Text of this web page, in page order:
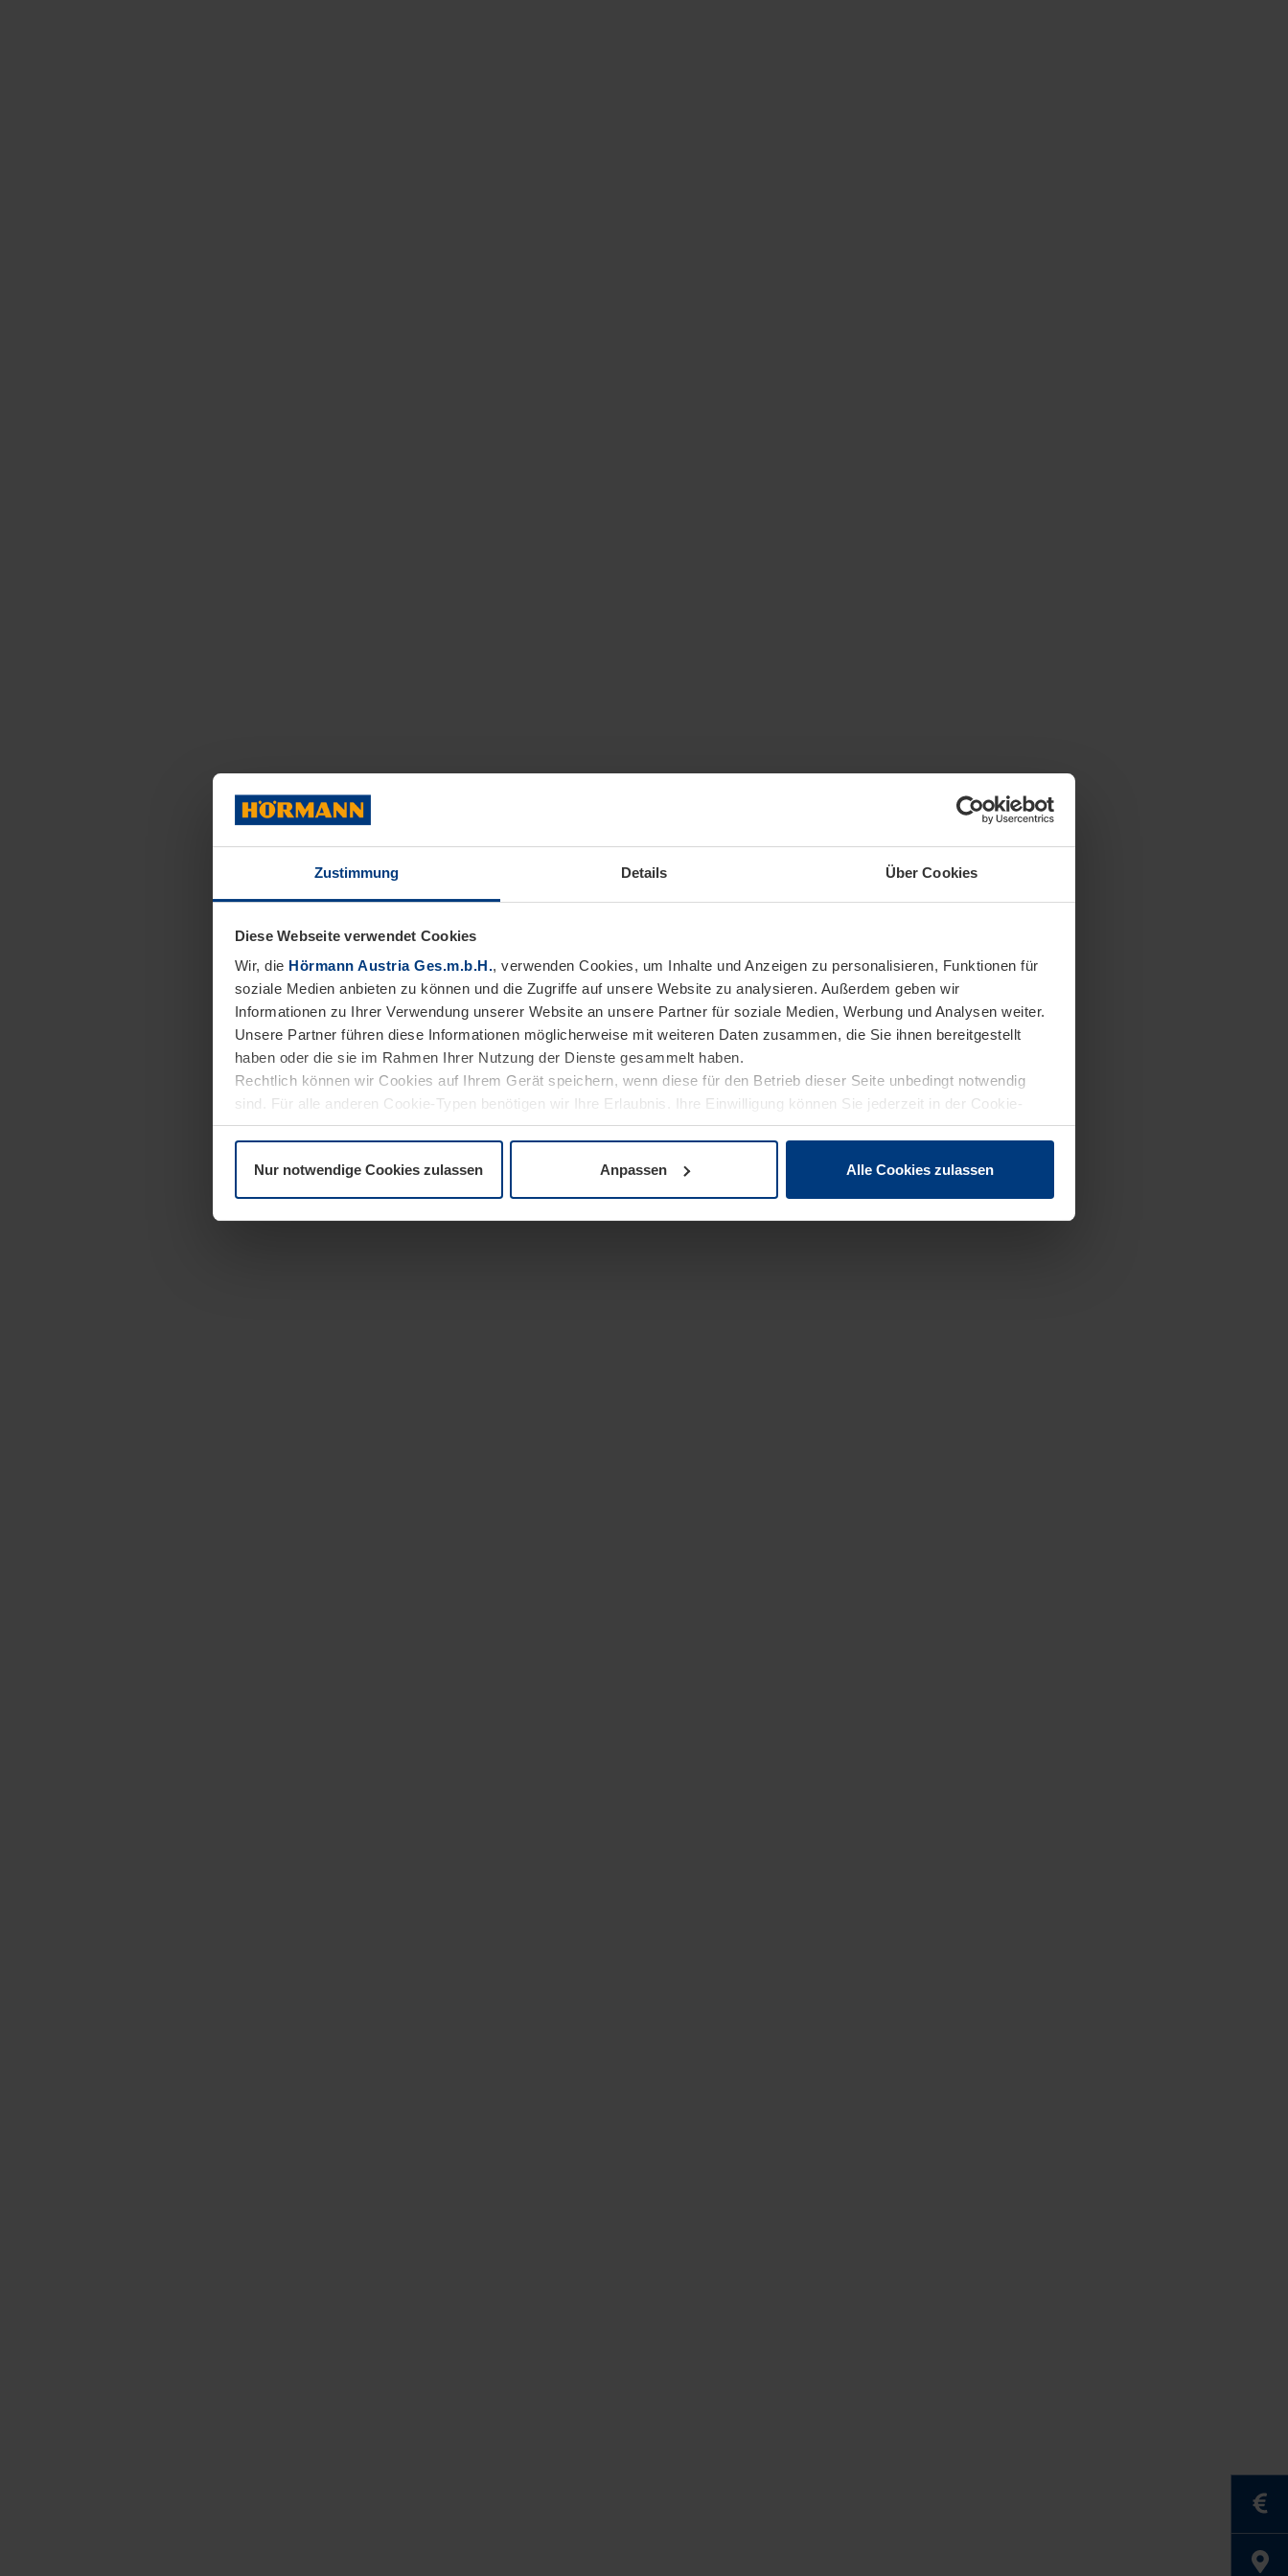
Zustimmung Details Über Cookies
Diese Webseite verwendet Cookies
Wir, die Hörmann Austria Ges.m.b.H., verwenden Cookies, um Inhalte und Anzeigen zu personalisieren, Funktionen für
soziale Medien anbieten zu können und die Zugriffe auf unsere Website zu analysieren. Außerdem geben wir
Informationen zu Ihrer Verwendung unserer Website an unsere Partner für soziale Medien, Werbung und Analysen weiter.
Unsere Partner führen diese Informationen möglicherweise mit weiteren Daten zusammen, die Sie ihnen bereitgestellt
haben oder die sie im Rahmen Ihrer Nutzung der Dienste gesammelt haben.
Rechtlich können wir Cookies auf Ihrem Gerät speichern, wenn diese für den Betrieb dieser Seite unbedingt notwendig
sind. Für alle anderen Cookie-Typen benötigen wir Ihre Erlaubnis. Ihre Einwilligung können Sie jederzeit in der Cookie-
Erläuterung auf der SeiteDatenschutzerklärungunserer Website ändern oder widerrufen.
Nur notwendige Cookies zulassen Anpassen Alle Cookies zulassen